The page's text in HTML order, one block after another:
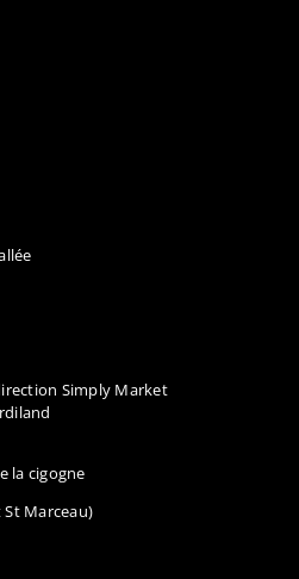
Simply Market
cigogne
Marceau)